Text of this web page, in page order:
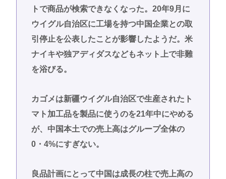
トで商品が検索できなくなった。20年9月に
ウイグル自治区に工場を持つ中国企業との取
引停止を公表したことが影響したようだ。米
ナイキや独アディダスなどもネット上で非難
を浴びる。
カゴメは新疆ウイグル自治区で生産されたト
マト加工品を製品に使うのを21年中にやめる
が、中国本土での売上高はグループ全体の
0・4%にすぎない。
良品計画にとって中国は成長の柱で売上高の